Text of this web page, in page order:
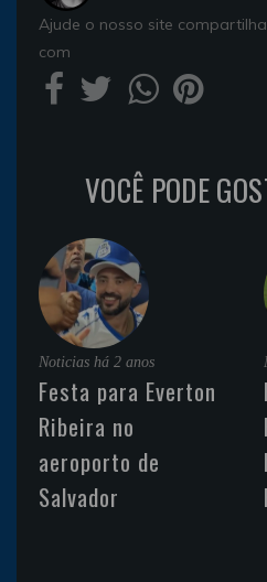
Ajude o nosso site
com
VOCÊ PODE
Noticias há 2 anos
Festa para Everton
Ribeira no
aeroporto de
Salvador